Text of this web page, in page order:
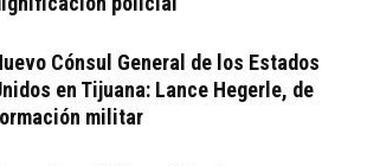
Cónsul General de los Estados
en Tijuana: Lance Hegerle, de
militar